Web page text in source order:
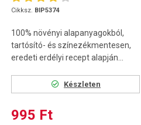
Cikksz. BIP5374
100% növényi alapanyagokból,
tartósító- és színezékmentesen,
eredeti erdélyi recept alapján...
Készleten
995 Ft